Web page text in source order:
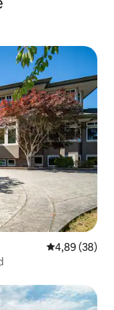
Évaluation
4,89 (38)